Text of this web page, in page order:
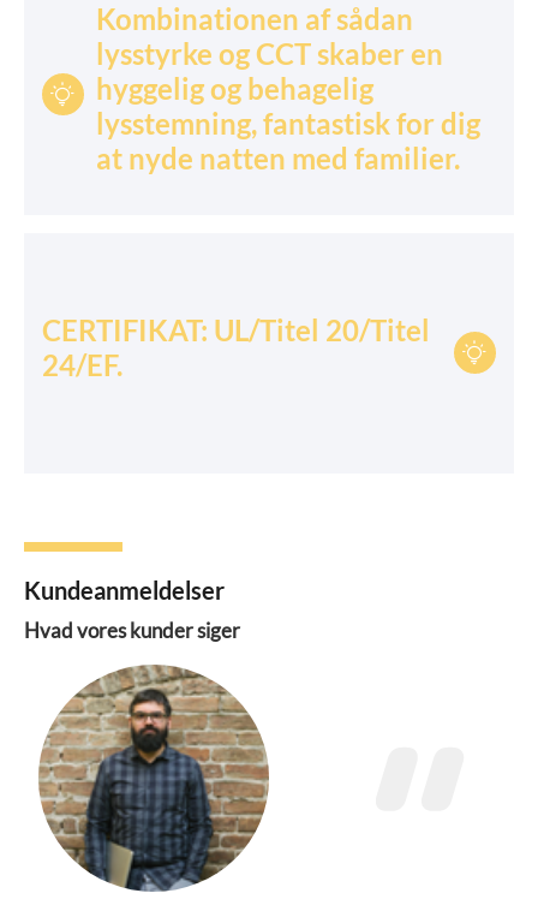

Kombinationen af sådan
lysstyrke og CCT skaber en
hyggelig og behagelig
lysstemning, fantastisk for dig
at nyde natten med familier.

CERTIFIKAT: UL/Titel 20/Titel
24/EF.
Kundeanmeldelser
Hvad vores kunder siger